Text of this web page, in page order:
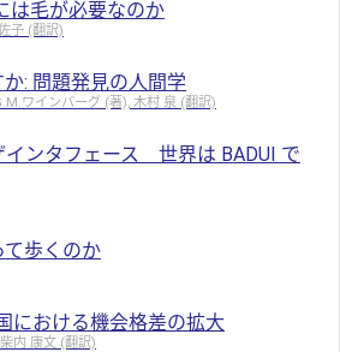
は毛が必要なのか
子 (翻訳)
: 問題発見の人間学
ワインバーグ (著), 木村 泉 (翻訳)
インタフェース 世界は BADUI で
歩くのか
における機会格差の拡大
内 康文 (翻訳)